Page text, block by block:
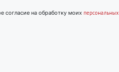
согласие на обработку моих персональных